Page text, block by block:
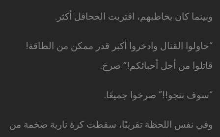
وبينما كان يخاطبهم، اقتربت الجحافل أكثر.
“حاولوا القتال وادخروا أكبر قدر ممكن من الطاقة!
قاتلوا من أجل أحبائكم!” صرخ.
“سوف ننجو!!” صرخوا جميعًا.
وفي نفس اللحظة تقريبًا، سقطت كرة نارية ضخمة من